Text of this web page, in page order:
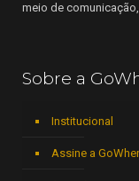
meio de
Sobre a
Institucional
Assine a